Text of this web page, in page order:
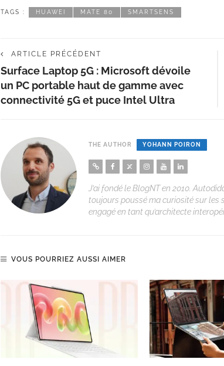
TAGS : HUAWEI MATE 80 SMARTSENS
ARTICLE PRÉCÉDENT
Surface Laptop 5G : Microsoft dévoile
un PC portable haut de gamme avec
connectivité 5G et puce Intel Ultra
THE AUTHOR YOHANN POIRON
J’ai fondé le BlogNT en 2010.
toujours poussé ma curiosité sur les
engagé en tant qu’architecte
VOUS POURRIEZ AUSSI AIMER